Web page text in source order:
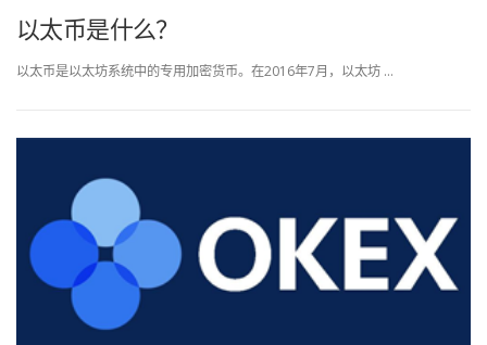
以太币是什么？
以太币是以太坊系统中的专用加密货币。在2016年7月，以太坊 …